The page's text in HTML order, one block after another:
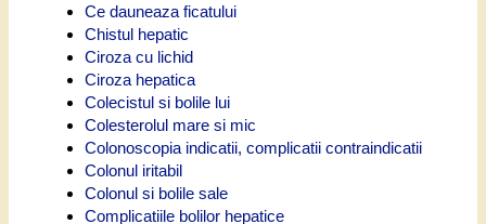
Ce dauneaza ficatului
Chistul hepatic
Ciroza cu lichid
Ciroza hepatica
Colecistul si bolile lui
Colesterolul mare si mic
Colonoscopia indicatii, complicatii contraindicatii
Colonul iritabil
Colonul si bolile sale
Complicatiile bolilor hepatice